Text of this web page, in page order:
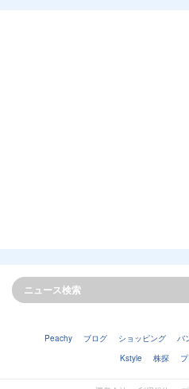
Peachy ブログ ショッピング バ
Kstyle
株探